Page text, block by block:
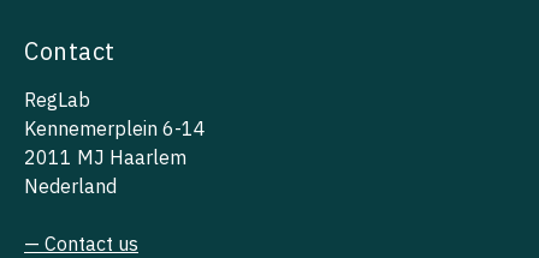
Contact
RegLab
Kennemerplein 6-14
2011 MJ Haarlem
Nederland
— Contact us